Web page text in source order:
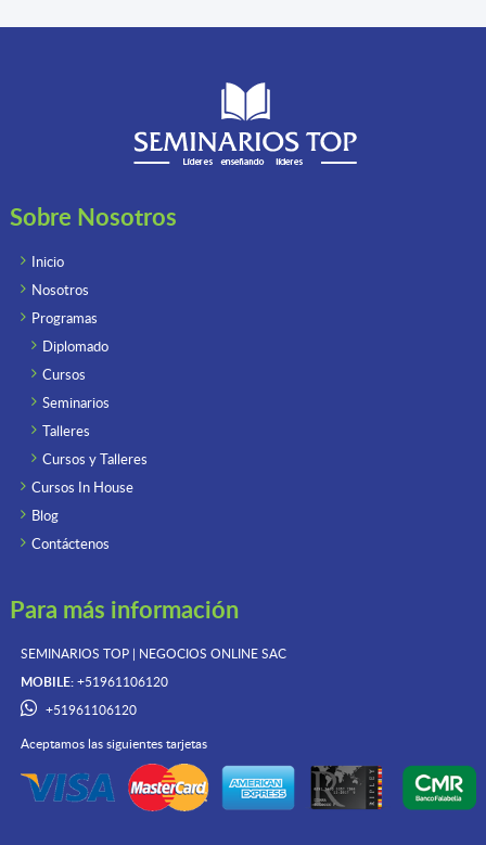
Sobre Nosotros
Inicio
Nosotros
Programas
Diplomado
Cursos
Seminarios
Talleres
Cursos y Talleres
Cursos In House
Blog
Contáctenos
Para más información
SEMINARIOS TOP | NEGOCIOS ONLINESAC
MOBILE:+51961106120
+51961106120
Aceptamos las siguientes tarjetas